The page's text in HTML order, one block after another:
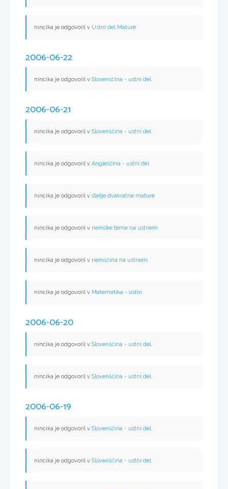
nincika je odgovoril v Ustni del Mature
2006-06-22
nincika je odgovoril v Slovenščina - ustni del
2006-06-21
nincika je odgovoril v Slovenščina - ustni del
nincika je odgovoril v Angleščina - ustni del
nincika je odgovoril v štetje dvakratne mature
nincika je odgovoril v nemške teme na ustnem
nincika je odgovoril v nemščina na ustnem
nincika je odgovoril v Matematika - ustni
2006-06-20
nincika je odgovoril v Slovenščina - ustni del
nincika je odgovoril v Slovenščina - ustni del
2006-06-19
nincika je odgovoril v Slovenščina - ustni del
nincika je odgovoril v Slovenščina - ustni del